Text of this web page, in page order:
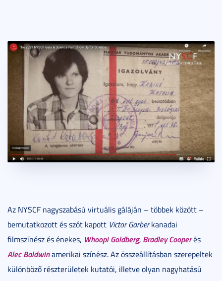
Az NYSCF nagyszabású virtuális gáláján – többek között –
bemutatkozott és szót kapott Victor Garberkanadai
filmszínész és énekes, Whoopi Goldberg, Bradley Cooperés
Alec Baldwinamerikai színész. Az összeállításban szerepeltek
különböző részterületek kutatói, illetve olyan nagyhatású